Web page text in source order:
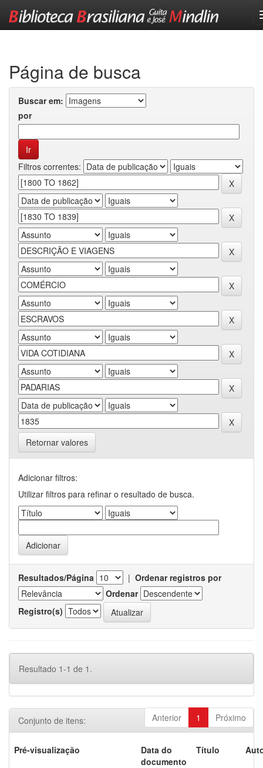
Página de busca
Buscar em:
por
Filtros correntes:
Retornar valores
Adicionar filtros:
Utilizar filtros para refinar o resultado de busca.
Resultados/Página | Ordenar registros por
Ordenar
Registro(s)
Resultado 1-1 de 1.
Anterior 1 Próximo
Conjunto de itens:
Pré-visualização
Data do
documento
Título